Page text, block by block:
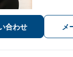
みでもお気
合わせ メ